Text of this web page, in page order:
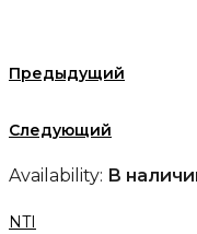
Предыдущий
Следующий
Availability: В
NTI